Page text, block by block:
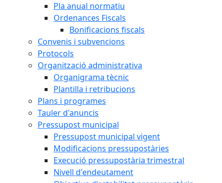
Pla anual normatiu
Ordenances Fiscals
Bonificacions fiscals
Convenis i subvencions
Protocols
Organització administrativa
Organigrama tècnic
Plantilla i retribucions
Plans i programes
Tauler d'anuncis
Pressupost municipal
Pressupost municipal vigent
Modificacions pressupostàries
Execució pressupostària trimestral
Nivell d'endeutament